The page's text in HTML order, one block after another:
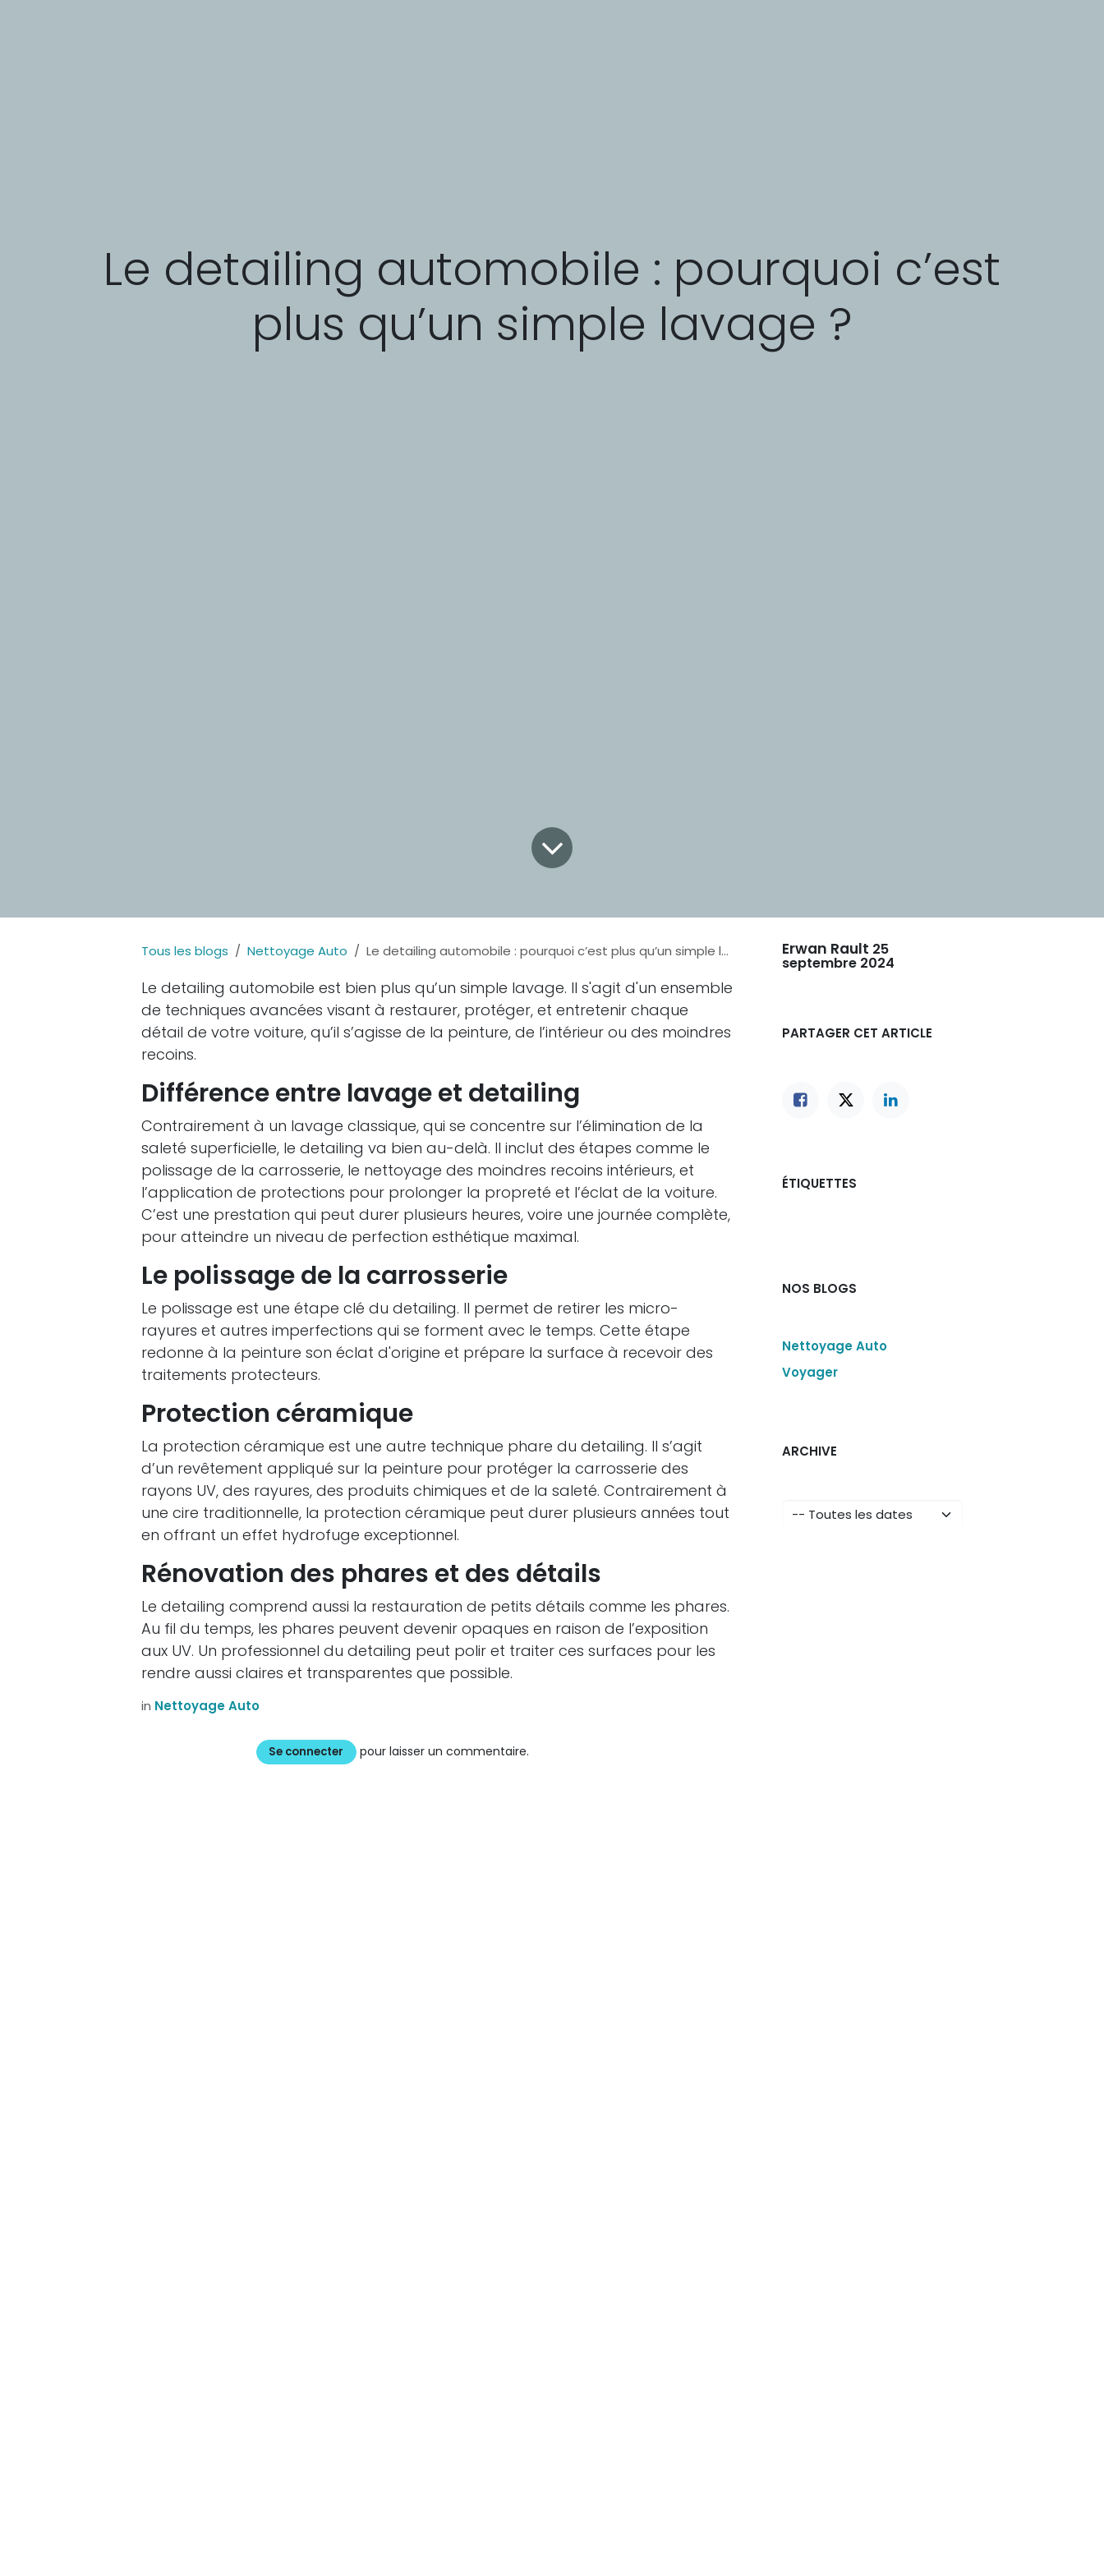
Le detailing automobile : pourquoi c’est
plus qu’un simple lavage ?
Tous les blogs Nettoyage Auto Le detailing automobile : pourquoi c’est plus qu’un simple lavage ?
Le detailing automobile est bien plus qu’un simple lavage. Il s'agit d'un ensemble
de techniques avancées visant à restaurer, protéger, et entretenir chaque
détail de votre voiture, qu’il s’agisse de la peinture, de l’intérieur ou des moindres
recoins.
Différence entre lavage et detailing
Contrairement à un lavage classique, qui se concentre sur l’élimination de la
saleté superficielle, le detailing va bien au-delà. Il inclut des étapes comme le
polissage de la carrosserie, le nettoyage des moindres recoins intérieurs, et
l’application de protections pour prolonger la propreté et l’éclat de la voiture.
C’est une prestation qui peut durer plusieurs heures, voire une journée complète,
pour atteindre un niveau de perfection esthétique maximal.
Le polissage de la carrosserie
Le polissage est une étape clé du detailing. Il permet de retirer les micro-
rayures et autres imperfections qui se forment avec le temps. Cette étape
redonne à la peinture son éclat d'origine et prépare la surface à recevoir des
traitements protecteurs.
Protection céramique
La protection céramique est une autre technique phare du detailing. Il s’agit
d’un revêtement appliqué sur la peinture pour protéger la carrosserie des
rayons UV, des rayures, des produits chimiques et de la saleté. Contrairement à
une cire traditionnelle, la protection céramique peut durer plusieurs années tout
en offrant un effet hydrofuge exceptionnel.
Rénovation des phares et des détails
Le detailing comprend aussi la restauration de petits détails comme les phares.
Au fil du temps, les phares peuvent devenir opaques en raison de l’exposition
aux UV. Un professionnel du detailing peut polir et traiter ces surfaces pour les
rendre aussi claires et transparentes que possible.
in Nettoyage Auto
Erwan Rault 25
septembre 2024
PARTAGER CET ARTICLE
ÉTIQUETTES
NOS BLOGS
Nettoyage Auto
Voyager
ARCHIVE
Se connecter pour laisser un commentaire.